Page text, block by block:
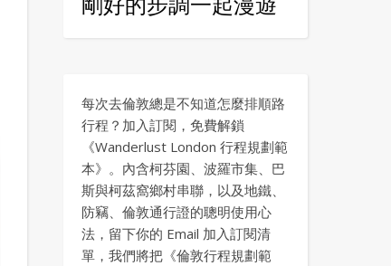
每次去倫敦總是不知道怎麼排順路
行程？加入訂閱，免費解鎖
《Wanderlust London 行程規劃範
本》。內含柯芬園、波羅市集、巴
斯與柯茲窩鄉村串聯，以及地鐵、
防竊、倫敦通行證的聰明使用心
法，留下你的 Email 加入訂閱清
單，我們將把《倫敦行程規劃範